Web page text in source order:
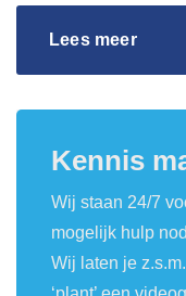
Lees meer
Kennis
Wij staan 24/7
mogelijk hulp
Wij laten je